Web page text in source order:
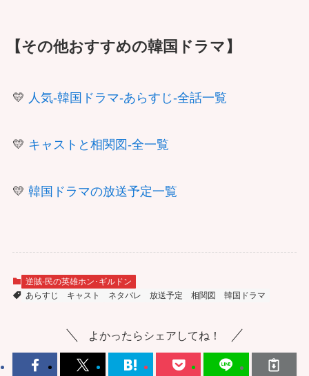
【その他おすすめの韓国ドラマ】
💛 人気-韓国ドラマ-あらすじ-全話一覧
💛 キャストと相関図-全一覧
💛 韓国ドラマの放送予定一覧
逆賊-民の英雄ホン･ギルドン
あらすじ
キャスト ネタバレ 放送予定 相関図 韓国ドラマ
よかったらシェアしてね！